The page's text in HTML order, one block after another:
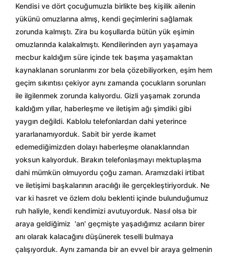
Kendisi ve dört çocuğumuzla birlikte beş kişilik ailenin
yükünü omuzlarına almış, kendi geçimlerini sağlamak
zorunda kalmıştı. Zira bu koşullarda bütün yük eşimin
omuzlarında kalakalmıştı. Kendilerinden ayrı yaşamaya
mecbur kaldığım süre içinde tek başıma yaşamaktan
kaynaklanan sorunlarımı zor bela çözebiliyorken, eşim hem
geçim sıkıntısı çekiyor aynı zamanda çocukların sorunları
ile ilgilenmek zorunda kalıyordu. Gizli yaşamak zorunda
kaldığım yıllar, haberleşme ve iletişim ağı şimdiki gibi
yaygın değildi. Kablolu telefonlardan dahi yeterince
yararlanamıyorduk. Sabit bir yerde ikamet
edemediğimizden dolayı haberleşme olanaklarından
yoksun kalıyorduk. Bırakın telefonlaşmayı mektuplaşma
dahi mümkün olmuyordu çoğu zaman. Aramızdaki irtibat
ve iletişimi başkalarının aracılığı ile gerçekleştiriyorduk. Ne
var ki hasret ve özlem dolu beklenti içinde bulunduğumuz
ruh haliyle, kendi kendimizi avutuyorduk. Nasıl olsa bir
araya geldiğimiz 'an' geçmişte yaşadığımız acıların birer
anı olarak kalacağını düşünerek teselli bulmaya
çalışıyorduk. Aynı zamanda bir an evvel bir araya gelmenin